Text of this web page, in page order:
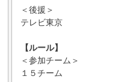
＜後援＞
テレビ東京
【ルール】
＜参加チーム＞
１５チーム